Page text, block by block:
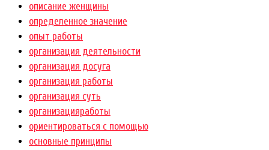
описание женщины
определенное значение
опыт работы
организация деятельности
организация досуга
организация работы
организация суть
организацияработы
ориентироваться с помощью
основные принципы